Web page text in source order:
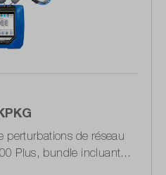
perturbations de réseau
Plus, bundle incluant